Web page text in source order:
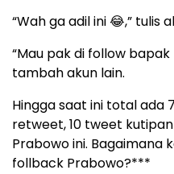
“Wah ga adil ini 😂,” tulis
“Mau pak di follow
tambah akun lain.
Hingga saat ini total ada
retweet, 10 tweet
Prabowo ini. Bagaimana
follback Prabowo?***